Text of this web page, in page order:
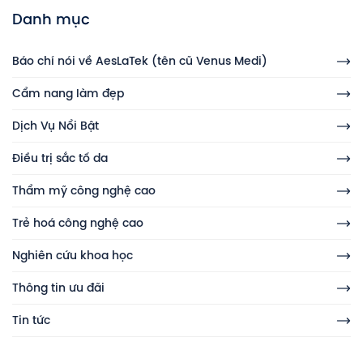
Danh mục
Báo chí nói về AesLaTek (tên cũ Venus Medi)
Cẩm nang làm đẹp
Dịch Vụ Nổi Bật
Điều trị sắc tố da
Thẩm mỹ công nghệ cao
Trẻ hoá công nghệ cao
Nghiên cứu khoa học
Thông tin ưu đãi
Tin tức